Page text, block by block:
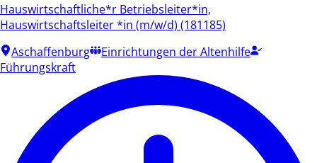
Hauswirtschaftliche*r Betriebsleiter*in,
Hauswirtschaftsleiter *in (m/w/d) (181185)
Aschaffenburg
Einrichtungen der Altenhilfe
Führungskraft